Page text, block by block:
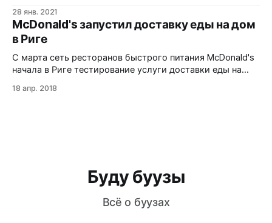
кухонь, которые можно заказать и с бесплатной
доставкой. BuuzaDay – это сочетание кулинарных
традиций и семейного бизнеса с современным
подходом к сервису. Так, одна из наших фишек –
использование мяса, выращенного исключительно в
28 янв. 2021
McDonald's запустил доставку еды на дом
в Риге
С марта сеть ресторанов быстрого питания McDonald's
начала в Риге тестирование услуги доставки еды на
планируется, что в полной мере ее запустят в середине
18 апр. 2018
Буду буузы
Всё о буузах